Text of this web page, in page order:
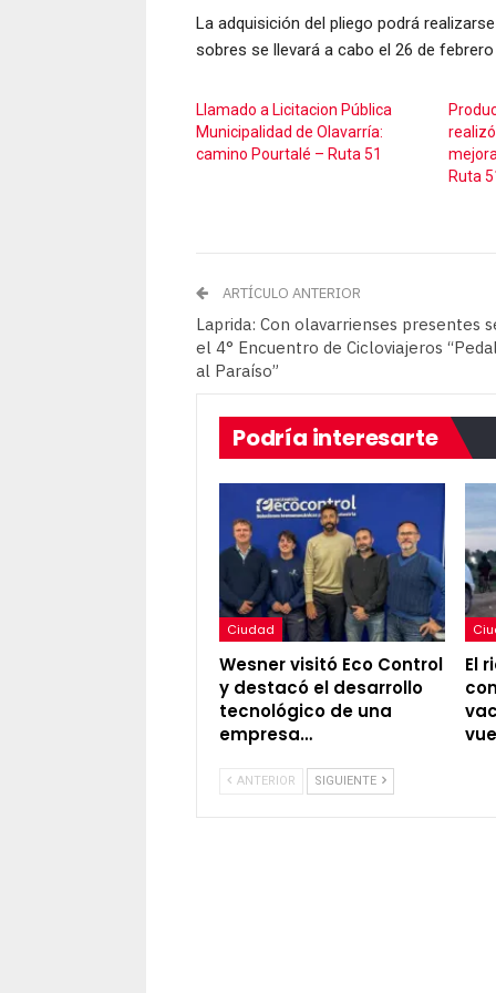
La adquisición del pliego podrá
sobres se llevará a cabo el 26 de
Llamado a Licitacion Pública
Municipalidad de Olavarría:
camino Pourtalé – Ruta 51
Ruta
ARTÍCULO ANTERIOR
Laprida: Con olavarrienses presentes
el 4° Encuentro de Cicloviajeros
al Paraíso”
Podría interesarte
Ciudad
Wesner visitó Eco Control
y destacó el desarrollo
tecnológico de una
empresa…
El
ANTERIOR SIGUIENTE